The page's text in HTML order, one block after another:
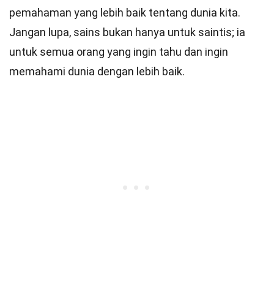
pemahaman yang lebih baik tentang dunia kita.
Jangan lupa, sains bukan hanya untuk saintis; ia
untuk semua orang yang ingin tahu dan ingin
memahami dunia dengan lebih baik.